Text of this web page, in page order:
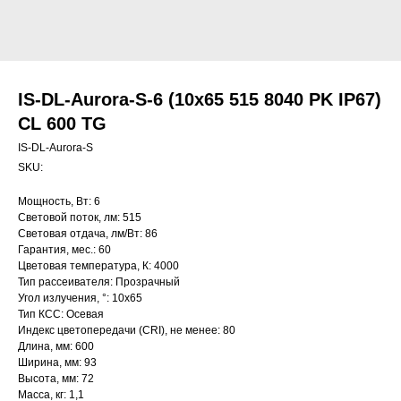
IS-DL-Aurora-S-6 (10x65 515 8040 PK IP67)
CL 600 TG
IS-DL-Aurora-S
SKU:
Мощность, Вт: 6
Световой поток, лм: 515
Световая отдача, лм/Вт: 86
Гарантия, мес.: 60
Цветовая температура, К: 4000
Тип рассеивателя: Прозрачный
Угол излучения, °: 10х65
Тип КСС: Осевая
Индекс цветопередачи (CRI), не менее: 80
Длина, мм: 600
Ширина, мм: 93
Высота, мм: 72
Масса, кг: 1,1